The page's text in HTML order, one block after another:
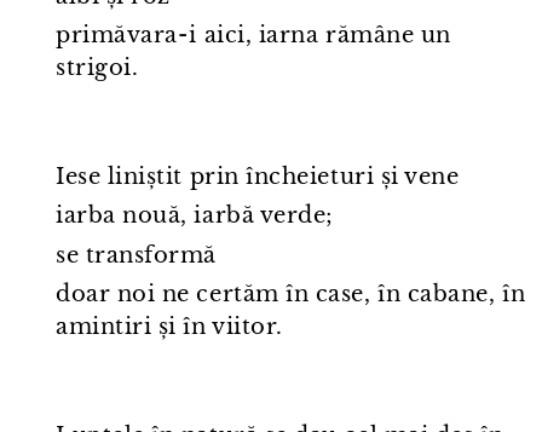
primăvara⁠-⁠i aici, iarna rămâne un
strigoi.
Iese liniștit prin încheieturi și vene
iarba nouă, iarbă verde;
se transformă
doar noi ne certăm în case, în cabane, în
amintiri și în viitor.